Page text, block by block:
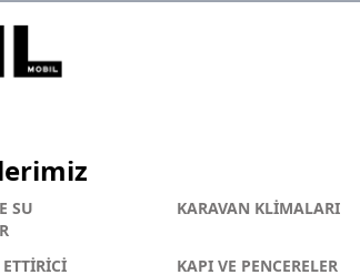
SU
KARAVAN KLİMALARI
KAPI VE PENCERELER